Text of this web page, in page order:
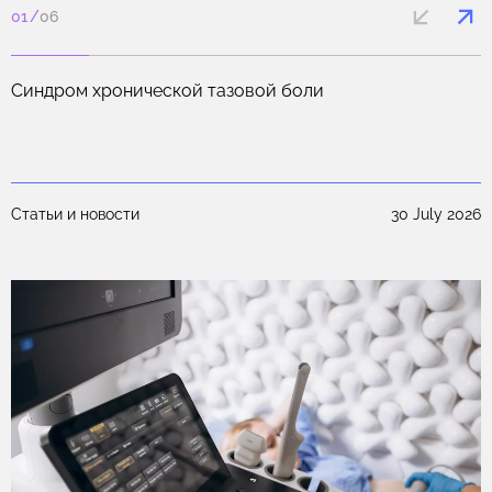
01 /06
Синдром хронической тазовой боли
Статьи и новости 30 July 2026